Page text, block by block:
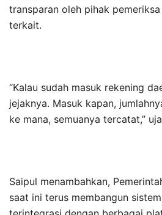
transparan oleh pihak
terkait.
“Kalau sudah masuk rekening
jejaknya. Masuk kapan,
ke mana, semuanya tercatat,”
Saipul menambahkan,
saat ini terus membangun